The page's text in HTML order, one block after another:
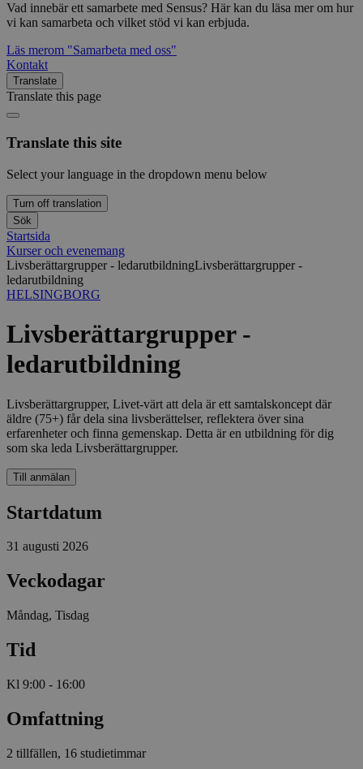
Vad innebär ett samarbete med Sensus? Här kan du läsa mer om hur
vi kan samarbeta och vilket stöd vi kan erbjuda.
Läs merom "Samarbeta med oss"
Kontakt
Translate
Translate this page
Translate this site
Select your language in the dropdown menu below
Turn off translation
Sök
Startsida
Kurser och evenemang
Livsberättargrupper - ledarutbildningLivsberättargrupper -
ledarutbildning
HELSINGBORG
Livsberättargrupper -
ledarutbildning
Livsberättargrupper, Livet-värt att dela är ett samtalskoncept där
äldre (75+) får dela sina livsberättelser, reflektera över sina
erfarenheter och finna gemenskap. Detta är en utbildning för dig
som ska leda Livsberättargrupper.
Till anmälan
Startdatum
31 augusti 2026
Veckodagar
Måndag, Tisdag
Tid
Kl 9:00 - 16:00
Omfattning
2 tillfällen, 16 studietimmar